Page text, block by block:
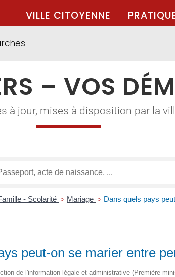
VILLE CITOYENNE
– VOS
à jour, mises à disposition par la
- Scolarité > Mariage > Dans quels pays
peut-on se marier entre
de l'information légale et administrative (Première